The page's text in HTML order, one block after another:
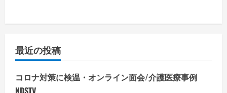
最近の投稿
コロナ対策に検温・オンライン面会/介護医療事例